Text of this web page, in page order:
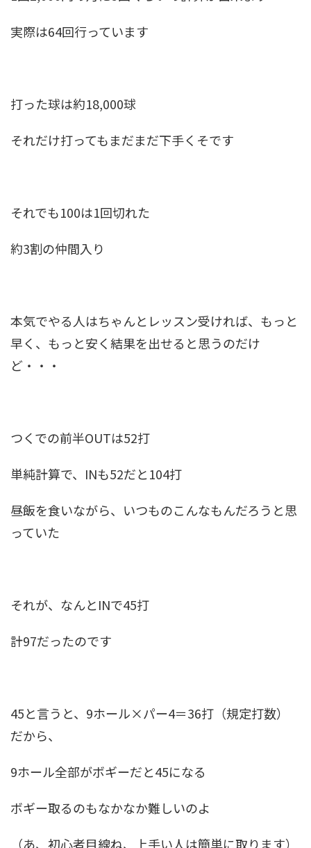
実際は64回行っています
打った球は約18,000球
それだけ打ってもまだまだ下手くそです
それでも100は1回切れた
約3割の仲間入り
本気でやる人はちゃんとレッスン受ければ、もっと
早く、もっと安く結果を出せると思うのだけ
ど・・・
つくでの前半OUTは52打
単純計算で、INも52だと104打
昼飯を食いながら、いつものこんなもんだろうと思
っていた
それが、なんとINで45打
計97だったのです
45と言うと、9ホール×パー4＝36打（規定打数）
だから、
9ホール全部がボギーだと45になる
ボギー取るのもなかなか難しいのよ
（あ、初心者目線ね、上手い人は簡単に取ります）